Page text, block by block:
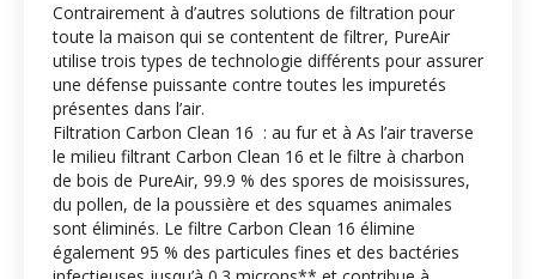
Contrairement à d’autres solutions de filtration pour
toute la maison qui se contentent de filtrer, PureAir
utilise trois types de technologie différents pour assurer
une défense puissante contre toutes les impuretés
présentes dans l’air.
Filtration Carbon Clean 16 : au fur et à As l’air traverse
le milieu filtrant Carbon Clean 16 et le filtre à charbon
de bois de PureAir, 99.9 % des spores de moisissures,
du pollen, de la poussière et des squames animales
sont éliminés. Le filtre Carbon Clean 16 élimine
également 95 % des particules fines et des bactéries